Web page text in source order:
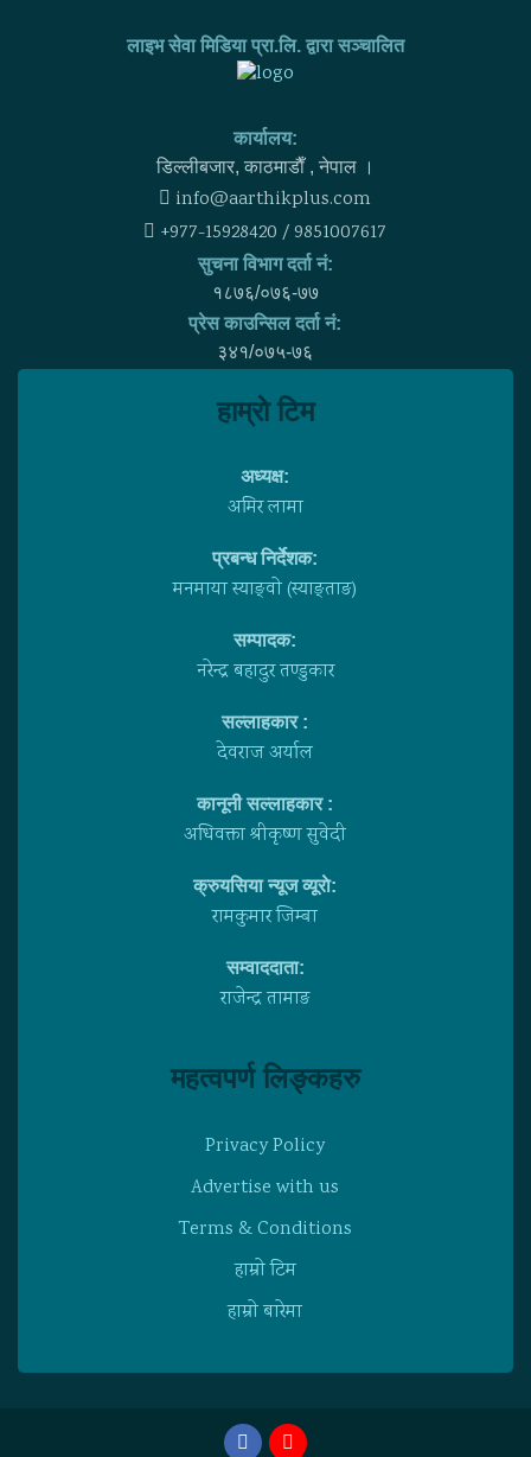
लाइभ सेवा मिडिया प्रा.लि. द्वारा सञ्चालित
कार्यालय:
डिल्लीबजार, काठमाडाैँ , नेपाल ।
info@aarthikplus.com
+977-15928420 / 9851007617
सुचना विभाग दर्ता नं:
१८७६/०७६-७७
प्रेस काउन्सिल दर्ता नं:
३४१/०७५-७६
हाम्राे टिम
अध्यक्ष:
अमिर लामा
प्रबन्ध निर्देशक:
मनमाया स्याङ्वाे (स्याङ्ताङ)
सम्पादक:
नरेन्द्र बहादुर तण्डुकार
सल्लाहकार :
देवराज अर्याल
कानूनी सल्लाहकार :
अधिवक्ता श्रीकृष्ण सुवेदी
क्रुयसिया न्यूज व्यूराे:
रामकुमार जिम्बा
सम्वाददाता:
राजेन्द्र तामाङ
महत्वपर्ण लिङ्कहरु
Privacy Policy
Advertise with us
Terms & Conditions
हाम्राे टिम
हाम्राे बारेमा